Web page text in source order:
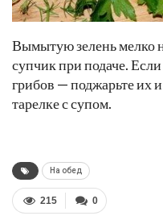
Вымытую зелень мелко
супчик при подаче.
грибов — поджарьте их
тарелке с супом.
На обед
0
215